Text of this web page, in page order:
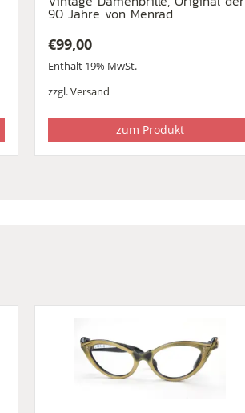
90 Jahre von Menrad
€99,00
Enthält 19% MwSt.
zzgl.Versand
zum Produkt